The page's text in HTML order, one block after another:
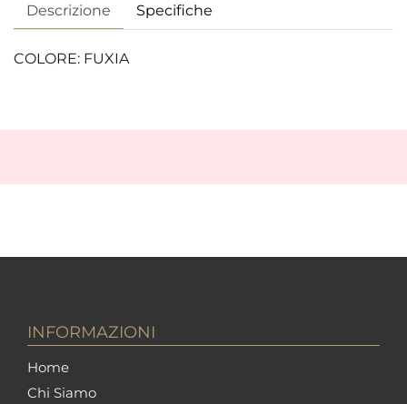
Descrizione Specifiche
COLORE: FUXIA
INFORMAZIONI
Home
Chi Siamo